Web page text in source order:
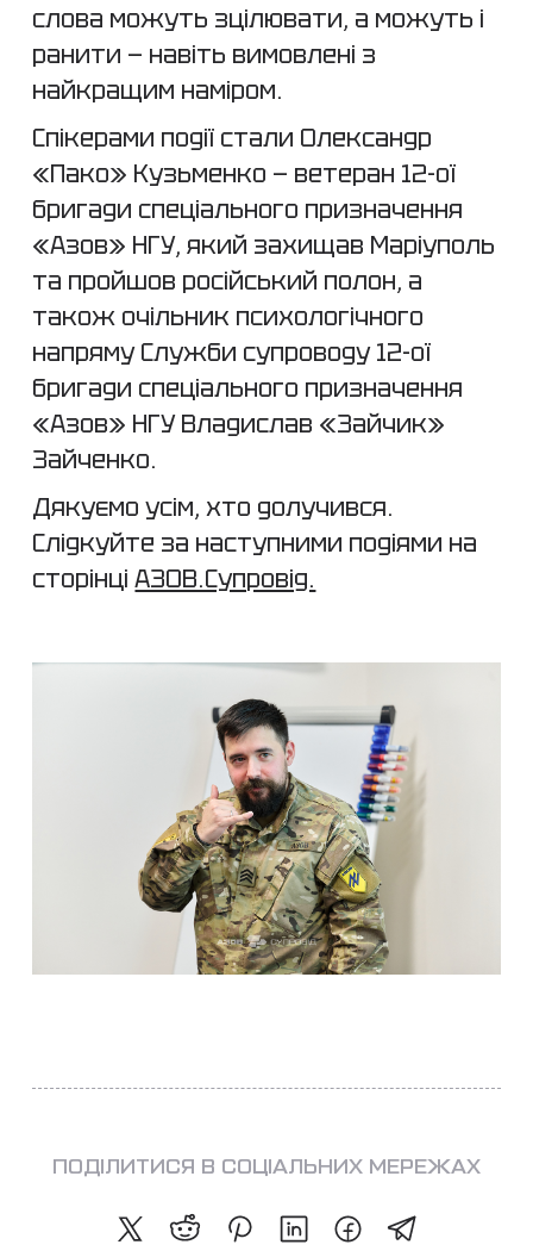
слова можуть зцілювати, а можуть і
ранити — навіть вимовлені з
найкращим наміром.
Спікерами події стали Олександр
«Пако» Кузьменко — ветеран 12-ої
бригади спеціального призначення
«Азов» НГУ, який захищав Маріуполь
та пройшов російський полон, а
також очільник психологічного
напряму Служби супроводу 12-ої
бригади спеціального призначення
«Азов» НГУ Владислав «Зайчик»
Зайченко.
Дякуємо усім, хто долучився.
Слідкуйте за наступними подіями на
сторінціАЗОВ.Супровід.
ПОДІЛИТИСЯ В СОЦІАЛЬНИХ МЕРЕЖАХ